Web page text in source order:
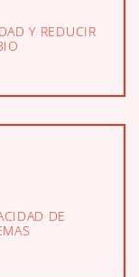
Y REDUCIR
DE